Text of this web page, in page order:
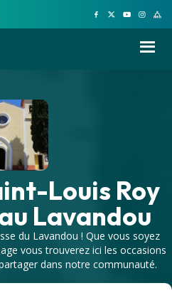
Louis Roy
Lavandou
du Lavandou ! Que vous soyez
vous trouverez ici les occasions
dans notre communauté.